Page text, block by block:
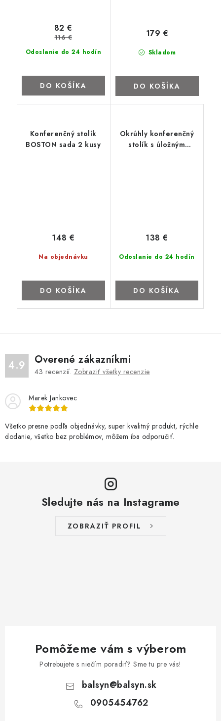
Odoslanie do 24 hodín
82 €
116 €
DO KOŠÍKA
Skladom
179 €
DO KOŠÍKA
Konferenčný stolík
BOSTON sada 2 kusy
Na objednávku
148 €
DO KOŠÍKA
Okrúhly konferenčný
stolík s úložným
Odoslanie do 24 hodín
138 €
DO KOŠÍKA
4.9 Overené zákazníkmi
43 recenzií. Zobraziť všetky recenzie
Marek Jankovec
Všetko presne podľa objednávky, super kvalitný produkt, rýchle
dodanie, všetko bez problémov, môžem iba odporučiť.
Sledujte nás na Instagrame
ZOBRAZIŤ PROFIL
Pomôžeme vám s výberom
Potrebujete s niečím poradiť? Sme tu pre vás!
balsyn@balsyn.sk
0905454762